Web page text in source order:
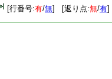
[行番号:有/無] [返り点:無/有]